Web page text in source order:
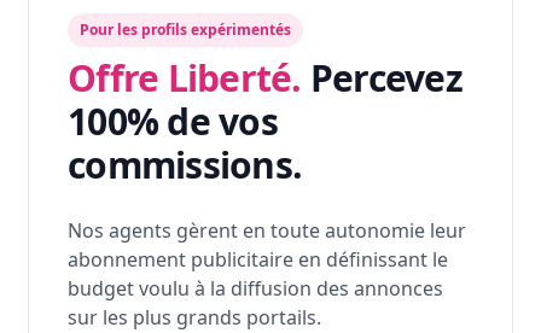
Pour les profils expérimentés
Offre Liberté. Percevez
100% de vos
commissions.
Nos agents gèrent en toute autonomie leur
abonnement publicitaire en définissant le
budget voulu à la diffusion des annonces
sur les plus grands portails.